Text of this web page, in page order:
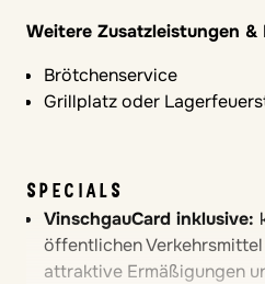
Regionale Kost
Bio Kost
Vegetarische Kost
Weitere Zusatzleistungen &
Brötchenservice
Grillplatz oder
SPECIALS
VinschgauCard inklusive:
öffentlichen
attraktive Ermäßigungen